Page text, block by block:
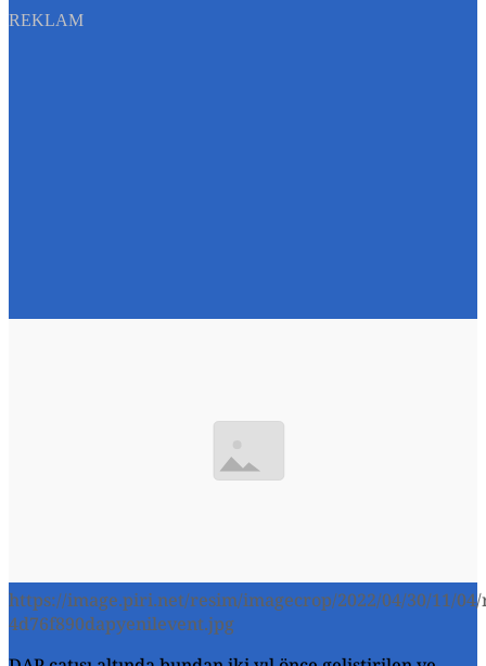
REKLAM
https://image.piri.net/resim/imagecrop/2022/04/30/11/04/
4d76f890dapyenilevent.jpg